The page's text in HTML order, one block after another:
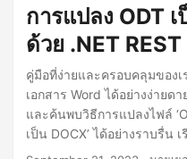
การแปลง ODT
ด้วย .NET
คู่มือที่ง่ายและครอบคลุมของ
เอกสาร Word ได้อย่างง่าย
และค้นพบวิธีการแปลงไฟล์
เป็น DOCX’ ได้อย่างราบรื่น
‘แปลงไฟล์ ODT เป็น Word’